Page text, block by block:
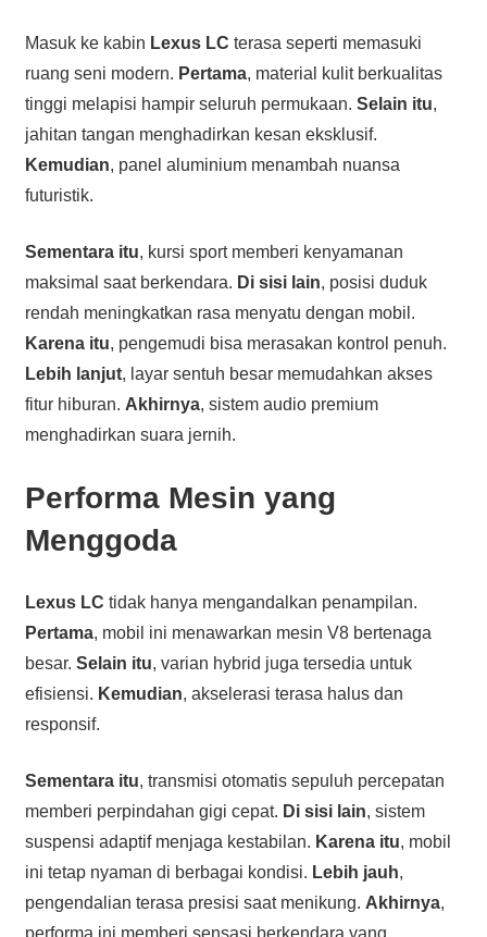
Masuk ke kabin Lexus LC terasa seperti memasuki
ruang seni modern. Pertama, material kulit berkualitas
tinggi melapisi hampir seluruh permukaan. Selain itu,
jahitan tangan menghadirkan kesan eksklusif.
Kemudian, panel aluminium menambah nuansa
futuristik.
Sementara itu, kursi sport memberi kenyamanan
maksimal saat berkendara. Di sisi lain, posisi duduk
rendah meningkatkan rasa menyatu dengan mobil.
Karena itu, pengemudi bisa merasakan kontrol penuh.
Lebih lanjut, layar sentuh besar memudahkan akses
fitur hiburan. Akhirnya, sistem audio premium
menghadirkan suara jernih.
Performa Mesin yang
Menggoda
Lexus LC tidak hanya mengandalkan penampilan.
Pertama, mobil ini menawarkan mesin V8 bertenaga
besar. Selain itu, varian hybrid juga tersedia untuk
efisiensi. Kemudian, akselerasi terasa halus dan
responsif.
Sementara itu, transmisi otomatis sepuluh percepatan
memberi perpindahan gigi cepat. Di sisi lain, sistem
suspensi adaptif menjaga kestabilan. Karena itu, mobil
ini tetap nyaman di berbagai kondisi. Lebih jauh,
pengendalian terasa presisi saat menikung. Akhirnya,